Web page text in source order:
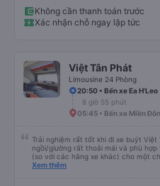
Không cần thanh toán trước
Xác nhận chỗ ngay lập tức
Việt Tân Phát
Limousine 24 Phòng
20:50 • Bến xe Ea H'Leo
8 giờ 55 phút
05:45 • Bến xe Miền
Trải nghiệm rất tốt khi đi xe buýt Việt
ngồi/giường rất thoải mái và phù
(so với các hãng xe khác) cho một
sử dụng lại sau.
Xem thêm